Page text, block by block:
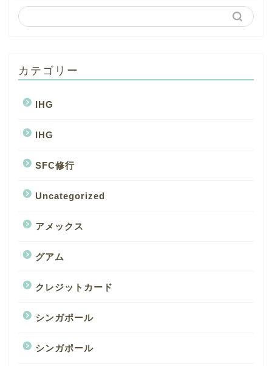
カテゴリー
IHG
IHG
SFC修行
Uncategorized
アメックス
グアム
クレジットカード
シンガポール
シンガポール